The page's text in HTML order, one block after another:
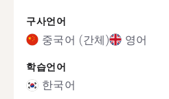
구사언어
중국어 (간체) 영어
학습언어
한국어